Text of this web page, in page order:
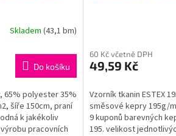
Skladem (43,1 bm)
Do košíku
65% polyester 35%
šíře 150cm, praní
k jakékoliv
pracovních
60 Kč včetně DPH
49,59 Kč
Vzorník tkanin ESTEX
směsové kepry 195g/
9 kuponů barevných
195. velikost